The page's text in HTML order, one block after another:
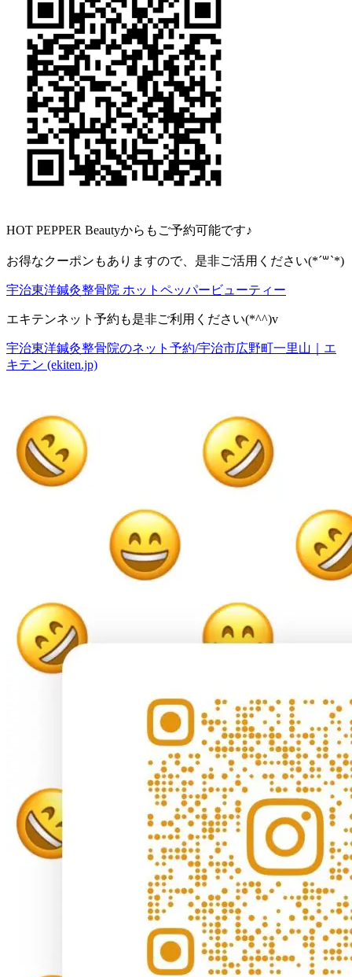
HOT PEPPER Beautyからもご予約可能です♪
お得なクーポンもありますので、是非ご活用ください(*´꒳`*)
宇治東洋鍼灸整骨院 ホットペッパービューティー
エキテンネット予約も是非ご利用ください(*^^)v
宇治東洋鍼灸整骨院のネット予約/宇治市広野町一里山｜エ
キテン (ekiten.jp)